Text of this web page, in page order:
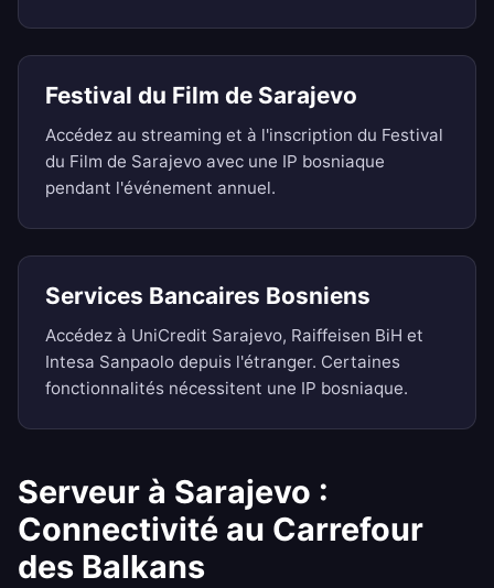
Festival du Film de Sarajevo
Accédez au streaming et à l'inscription du Festival
du Film de Sarajevo avec une IP bosniaque
pendant l'événement annuel.
Services Bancaires Bosniens
Accédez à UniCredit Sarajevo, Raiffeisen BiH et
Intesa Sanpaolo depuis l'étranger. Certaines
fonctionnalités nécessitent une IP bosniaque.
Serveur à Sarajevo :
Connectivité au Carrefour
des Balkans